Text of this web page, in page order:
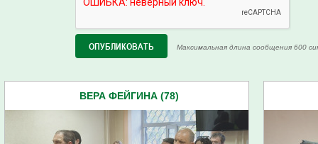
Максимальная длина сообщения 600
ВЕРА ФЕЙГИНА (78)